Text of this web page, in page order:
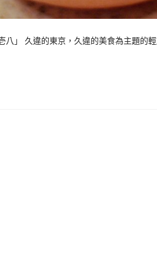
」 久違的東京，久違的美食為主題的